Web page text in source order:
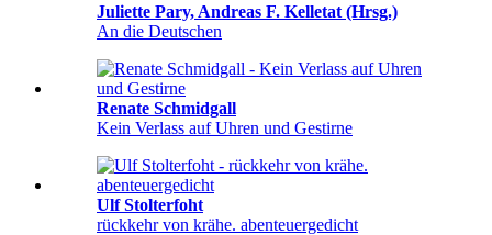
Juliette Pary, Andreas F. Kelletat (Hrsg.)
An die Deutschen
Renate Schmidgall
Kein Verlass auf Uhren und Gestirne
Ulf Stolterfoht
rückkehr von krähe. abenteuergedicht